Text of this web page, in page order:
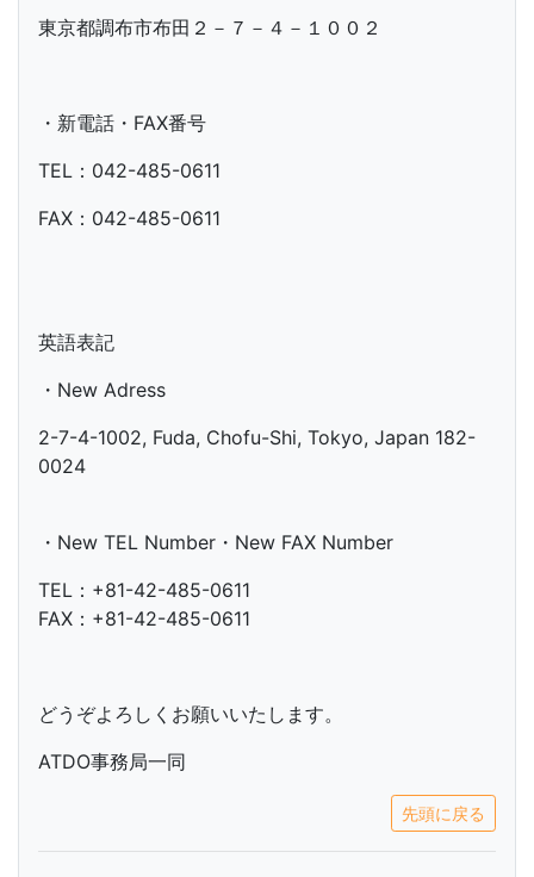
東京都調布市布田２－７－４－１００２
・新電話・FAX番号
TEL：042-485-0611
FAX：042-485-0611
英語表記
・New Adress
2-7-4-1002, Fuda, Chofu-Shi, Tokyo, Japan 182-
0024
・New TEL Number・New FAX Number
TEL：+81-42-485-0611
FAX：+81-42-485-0611
どうぞよろしくお願いいたします。
ATDO事務局一同
先頭に戻る